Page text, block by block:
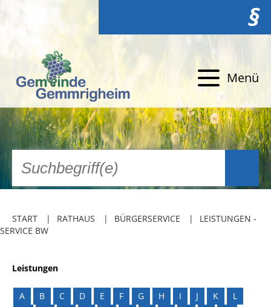
§
Menü
START RATHAUS BÜRGERSERVICE
LEISTUNGEN -
SERVICE BW
Leistungen
A B C D E F G H I J K
L